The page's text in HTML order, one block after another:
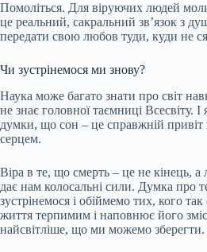
Помоліться. Для віруючих людей
це реальний, сакральний зв’язок з
передати свою любов туди, куди не
Чи зустрінемося ми знову?
Наука може багато знати про світ
не знає головної таємниці Всесвіту.
думки, що сон – це справжній привіт
серцем.
Віра в те, що смерть – це не кінець,
дає нам колосальні сили. Думка про
зустрінемося і обіймемо тих, кого
життя терпимим і наповнює його
найсвітліше, що ми можемо зберегти.